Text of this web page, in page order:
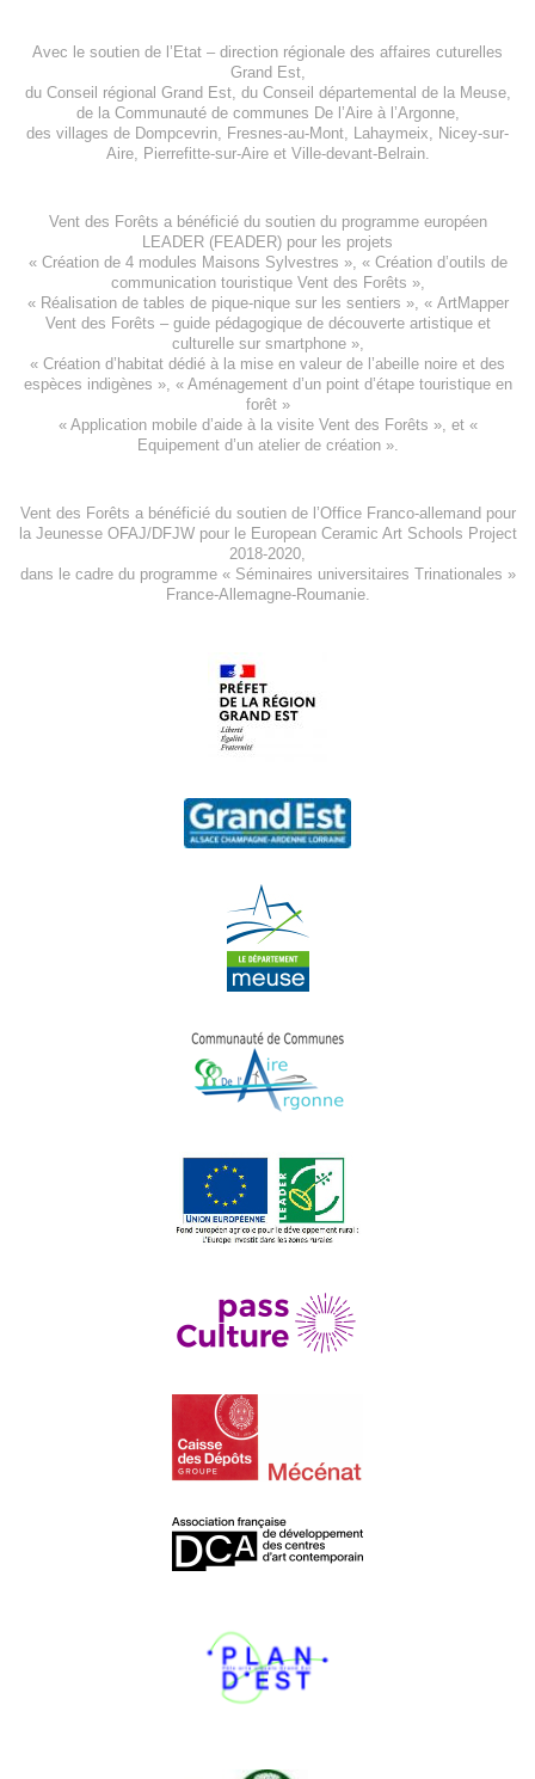
Avec le soutien de l’ Etat – direction régionale des affaires cuturelles
Grand Est,
du Conseil régional Grand Est, du Conseil départemental de la Meuse,
de la Communauté de communes De l’Aire à l’Argonne,
des villages de Dompcevrin, Fresnes-au-Mont, Lahaymeix, Nicey-sur-
Aire, Pierrefitte-sur-Aireet Ville-devant-Belrain.
Vent des Forêts a bénéficié du soutien du programme européen
LEADER (FEADER) pour les projets
« Création de 4 modules Maisons Sylvestres », « Création d’outils de
communication touristique Vent des Forêts »,
« Réalisation de tables de pique-nique sur les sentiers », « ArtMapper
Vent des Forêts – guide pédagogique de découverte artistique et
culturelle sur smartphone »,
« Création d’habitat dédié à la mise en valeur de l’abeille noire et des
espèces indigènes », « Aménagement d’un point d’étape touristique en
forêt»
« Application mobile d’aide à la visite Vent des Forêts », et «
Equipement d’un atelier de création».
Vent des Forêts a bénéficié du soutien de l’Office Franco-allemand pour
la Jeunesse OFAJ/DFJWpour leEuropean Ceramic Art Schools Project
2018-2020,
dans le cadre du programme « Séminaires universitaires Trinationales »
France-Allemagne-Roumanie.